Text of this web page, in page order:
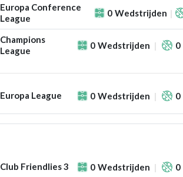
Europa Conference
League
0 Wedstrijden
Champions
League
0 Wedstrijden 0
Europa League 0 Wedstrijden 0
Club Friendlies 3 0 Wedstrijden 0